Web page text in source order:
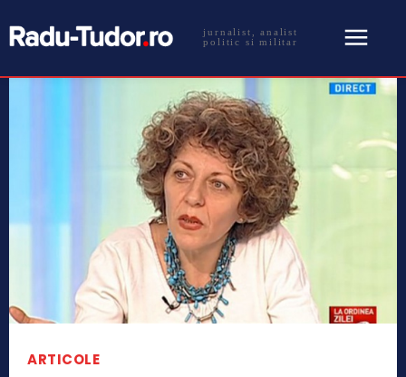
jurnalist, analist
politic si militar
ARTICOLE